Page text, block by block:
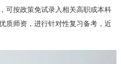
可按政策免试录入相关高职或本科
质师资，进行针对性复习备考，近